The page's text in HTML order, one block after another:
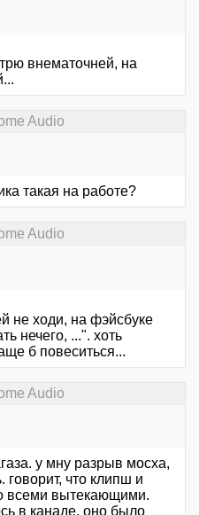
внематочней, на
Audio
такая на работе?
Audio
не ходи, на фэйсбуке
нечего, ...". хоть
б повеситься...
Audio
у мну разрыв мосха,
говорит, что клипш и
всеми вытекающими.
в канаде, оно было